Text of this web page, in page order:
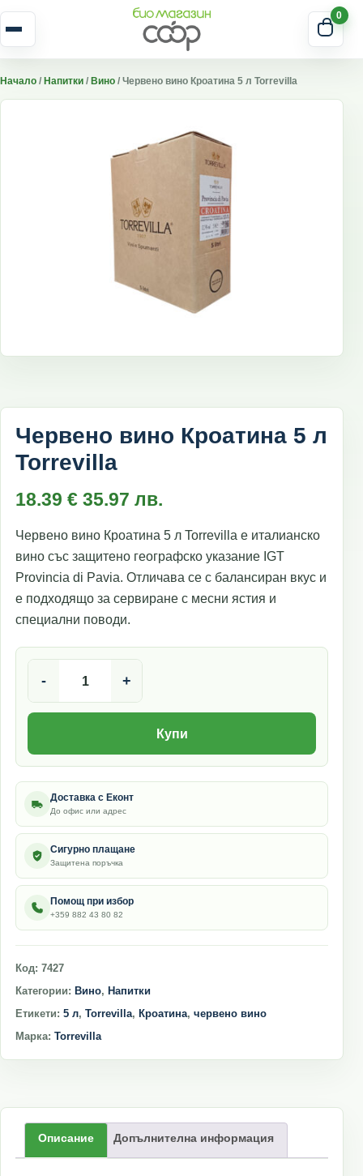
Skip to content 0
Начало / Напитки / Вино / Червено вино Кроатина 5 л Torrevilla
Червено вино Кроатина 5 л
Torrevilla
18.39 € 35.97 лв.
Червено вино Кроатина 5 л Torrevilla е италианско
вино със защитено географско указание IGT
Provincia di Pavia. Отличава се с балансиран вкус и
е подходящо за сервиране с месни ястия и
специални поводи.
- +
Купи
Доставка с Еконт
До офис или адрес
Сигурно плащане
Защитена поръчка
Помощ при избор
+359 882 43 80 82
Код: 7427
Категории: Вино, Напитки
Етикети: 5 л, Torrevilla, Кроатина, червено вино
Марка: Torrevilla
Описание Допълнителна информация